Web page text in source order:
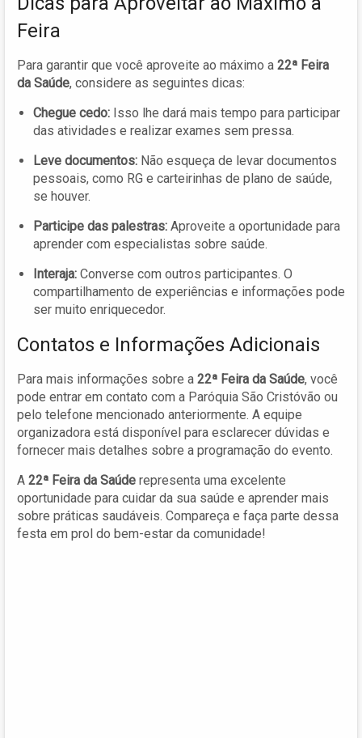
Feira
Para garantir que você aproveite ao máximo a 22ª Feira
da Saúde, considere as seguintes dicas:
Chegue cedo: Isso lhe dará mais tempo para participar
das atividades e realizar exames sem pressa.
Leve documentos: Não esqueça de levar documentos
pessoais, como RG e carteirinhas de plano de saúde,
se houver.
Participe das palestras: Aproveite a oportunidade para
aprender com especialistas sobre saúde.
Interaja: Converse com outros participantes. O
compartilhamento de experiências e informações pode
ser muito enriquecedor.
Contatos e Informações Adicionais
Para mais informações sobre a 22ª Feira da Saúde, você
pode entrar em contato com a Paróquia São Cristóvão ou
pelo telefone mencionado anteriormente. A equipe
organizadora está disponível para esclarecer dúvidas e
fornecer mais detalhes sobre a programação do evento.
A 22ª Feira da Saúde representa uma excelente
oportunidade para cuidar da sua saúde e aprender mais
sobre práticas saudáveis. Compareça e faça parte dessa
festa em prol do bem-estar da comunidade!